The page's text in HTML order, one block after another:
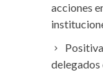
acciones